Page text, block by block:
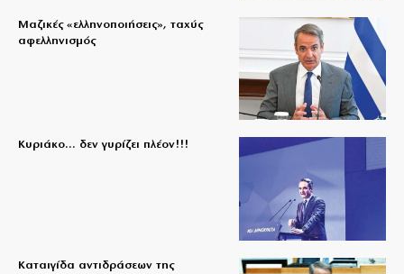
Μαζικές «ελληνοποιήσεις», ταχύς
αφελληνισμός
Κυριάκο… δεν γυρίζει πλέον!!!
Καταιγίδα αντιδράσεων της